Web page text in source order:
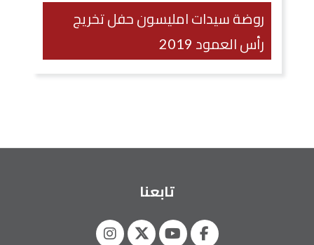
روضة سيدات امليسون حفل تخريج
رأس العمود 2019
تابعنا